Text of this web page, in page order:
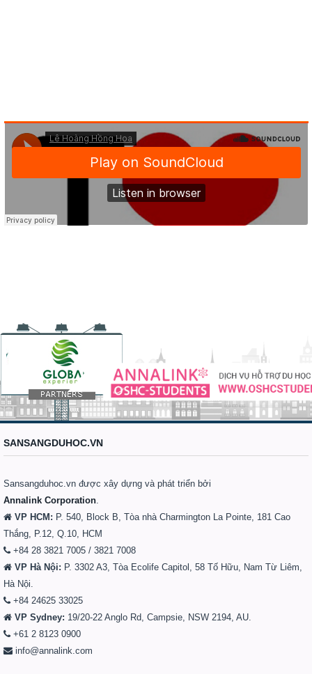
SANSANGDUHOC.VN
Sansangduhoc.vn được xây dựng và phát triển bởi
Annalink Corporation.
VP HCM: P. 540, Block B, Tòa nhà Charmington La Pointe, 181 Cao
Thắng, P.12, Q.10, HCM
+84 28 3821 7005 / 3821 7008
VP Hà Nội: P. 3302 A3, Tòa Ecolife Capitol, 58 Tố Hữu, Nam Từ Liêm,
Hà Nội.
+84 24625 33025
VP Sydney: 19/20-22 Anglo Rd, Campsie, NSW 2194, AU.
+61 2 8123 0900
info@annalink.com